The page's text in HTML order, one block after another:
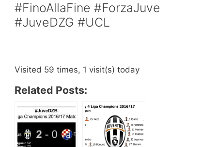
#FinoAllaFine #ForzaJuve
#JuveDZG #UCL
Visited 59 times, 1 visit(s) today
Related Posts: